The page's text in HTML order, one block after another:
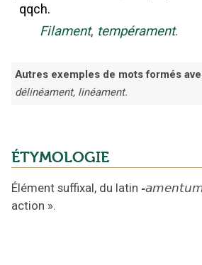
qqch.
Filament, tempérament.
Autres exemples de mots formés
délinéament, linéament.
ÉTYMOLOGIE
Élément suffixal, du latin -
action ».